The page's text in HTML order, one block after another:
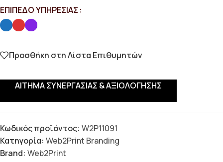
ΕΠΊΠΕΔΟ ΥΠΗΡΕΣΊΑΣ
Προσθήκη στη Λίστα Επιθυμητών
ΑΊΤΗΜΑ ΣΥΝΕΡΓΑΣΊΑΣ & ΑΞΙΟΛΌΓΗΣΗΣ
Κωδικός προϊόντος: W2P11091
Κατηγορία: Web2Print Branding
Brand: Web2Print